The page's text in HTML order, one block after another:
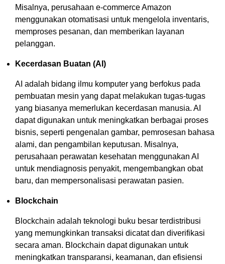
Misalnya, perusahaan e-commerce Amazon
menggunakan otomatisasi untuk mengelola inventaris,
memproses pesanan, dan memberikan layanan
pelanggan.
Kecerdasan Buatan (AI)
AI adalah bidang ilmu komputer yang berfokus pada
pembuatan mesin yang dapat melakukan tugas-tugas
yang biasanya memerlukan kecerdasan manusia. AI
dapat digunakan untuk meningkatkan berbagai proses
bisnis, seperti pengenalan gambar, pemrosesan bahasa
alami, dan pengambilan keputusan. Misalnya,
perusahaan perawatan kesehatan menggunakan AI
untuk mendiagnosis penyakit, mengembangkan obat
baru, dan mempersonalisasi perawatan pasien.
Blockchain
Blockchain adalah teknologi buku besar terdistribusi
yang memungkinkan transaksi dicatat dan diverifikasi
secara aman. Blockchain dapat digunakan untuk
meningkatkan transparansi, keamanan, dan efisiensi